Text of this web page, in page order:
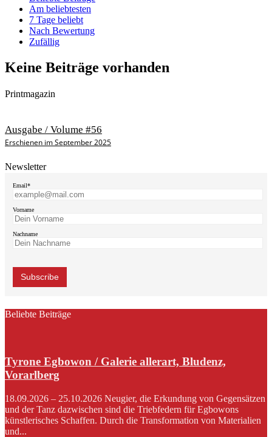
Am beliebtesten
7 Tage beliebt
Nach Bewertung
Zufällig
Keine Beiträge vorhanden
Printmagazin
Ausgabe / Volume #56
Erschienen im September 2025
Newsletter
Email*
Vorname
Nachname
Beliebte Beiträge
Tyrone Egbowon / Galerie allerart, Bludenz,
Vorarlberg
18.09.2026 – 25.10.2026 Neugier, die Erkundung von Gegensätzen
und der Tanz dazwischen sind die Triebfedern für Egbowons
künstlerisches Schaffen. Durch die Transformation von Materialien
und...